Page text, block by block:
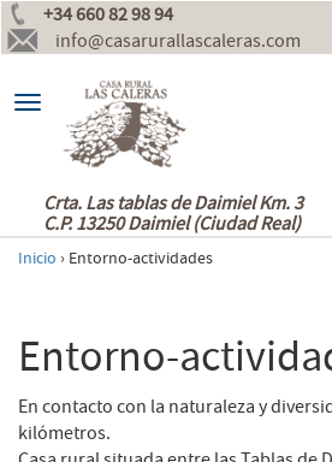
+34 660 82 98 94
info@casarurallascaleras.com
Toggle
navigation
Crta. Las tablas de Daimiel Km. 3
C.P. 13250 Daimiel (Ciudad Real)
Inicio › Entorno-actividades
Entorno-
En contacto con la naturaleza y
kilómetros.